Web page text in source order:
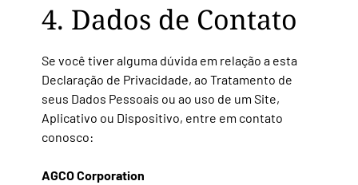
4. Dados de Contato
Se você tiver alguma dúvida em relação a esta
Declaração de Privacidade, ao Tratamento de
seus Dados Pessoais ou ao uso de um Site,
Aplicativo ou Dispositivo, entre em contato
conosco:
AGCO Corporation